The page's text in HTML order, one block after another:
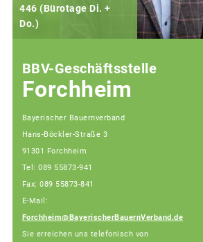
446 (Bürotage Di. +
Do.)
BBV-Geschäftsstelle
Forchheim
Bayerischer Bauernverband
Hans-Böckler-Straße 3
91301 Forchheim
Tel: 089 55873-941
Fax: 089 55873-841
E-Mail:
Forchheim@BayerischerBauernVerband.de
Sie erreichen uns telefonisch von